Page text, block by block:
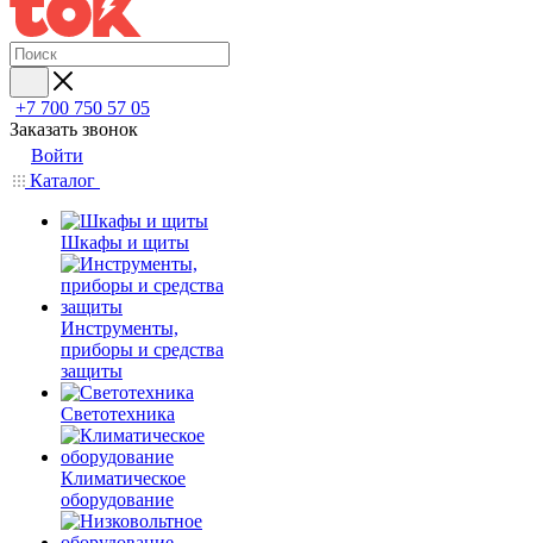
+7 700 750 57 05
Заказать звонок
Войти
Каталог
Шкафы и щиты
Инструменты,
приборы и средства
защиты
Светотехника
Климатическое
оборудование